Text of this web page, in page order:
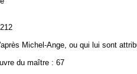
Michel-Ange, ou qui lui sont
du maître : 67